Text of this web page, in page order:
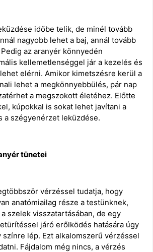
időbe telik, de minél tovább
nagyobb lehet a baj, annál tovább
az aranyér könnyedén
kellemetlenséggel jár a kezelés és
elérni. Amikor kimetszésre kerül a
lehet a megkönnyebbülés, pár nap
a megszokott életéhez. Előtte
kúpokkal is sokat lehet javítani a
a szégyenérzet leküzdése.
tünetei
vérzéssel tudatja, hogy
anatómiailag része a testünknek,
szelek visszatartásában, de egy
járó erőlködés hatására úgy
színre lép. Ezt alkalomszerű vérzéssel
Fájdalom még nincs, a vérzés